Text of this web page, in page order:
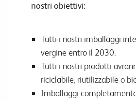
nostri obiettivi:
Tutti i nostri imballaggi
vergine entro il 2030.
Tutti i nostri prodotti
riciclabile, riutilizzabile o
Imballaggi